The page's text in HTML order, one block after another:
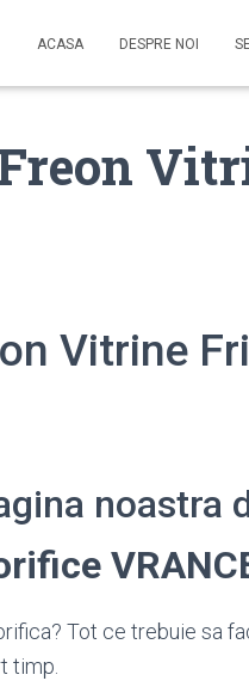
ACASA DESPRE NOI
Vitrine
noastra
Tot ce trebuie sa
timp.